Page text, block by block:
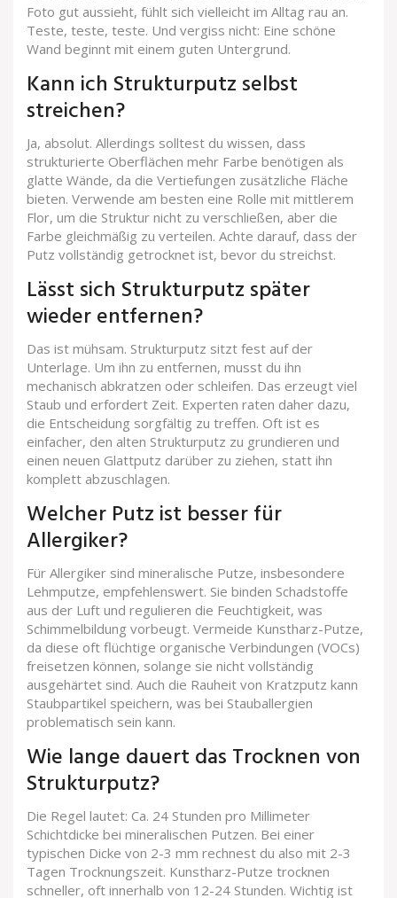
Foto gut aussieht, fühlt sich vielleicht im Alltag rau an.
Teste, teste, teste. Und vergiss nicht: Eine schöne
Wand beginnt mit einem guten Untergrund.
Kann ich Strukturputz selbst
streichen?
Ja, absolut. Allerdings solltest du wissen, dass
strukturierte Oberflächen mehr Farbe benötigen als
glatte Wände, da die Vertiefungen zusätzliche Fläche
bieten. Verwende am besten eine Rolle mit mittlerem
Flor, um die Struktur nicht zu verschließen, aber die
Farbe gleichmäßig zu verteilen. Achte darauf, dass der
Putz vollständig getrocknet ist, bevor du streichst.
Lässt sich Strukturputz später
wieder entfernen?
Das ist mühsam. Strukturputz sitzt fest auf der
Unterlage. Um ihn zu entfernen, musst du ihn
mechanisch abkratzen oder schleifen. Das erzeugt viel
Staub und erfordert Zeit. Experten raten daher dazu,
die Entscheidung sorgfältig zu treffen. Oft ist es
einfacher, den alten Strukturputz zu grundieren und
einen neuen Glattputz darüber zu ziehen, statt ihn
komplett abzuschlagen.
Welcher Putz ist besser für
Allergiker?
Für Allergiker sind mineralische Putze, insbesondere
Lehmputze, empfehlenswert. Sie binden Schadstoffe
aus der Luft und regulieren die Feuchtigkeit, was
Schimmelbildung vorbeugt. Vermeide Kunstharz-Putze,
da diese oft flüchtige organische Verbindungen (VOCs)
freisetzen können, solange sie nicht vollständig
ausgehärtet sind. Auch die Rauheit von Kratzputz kann
Staubpartikel speichern, was bei Stauballergien
problematisch sein kann.
Wie lange dauert das Trocknen von
Strukturputz?
Die Regel lautet: Ca. 24 Stunden pro Millimeter
Schichtdicke bei mineralischen Putzen. Bei einer
typischen Dicke von 2-3 mm rechnest du also mit 2-3
Tagen Trocknungszeit. Kunstharz-Putze trocknen
schneller, oft innerhalb von 12-24 Stunden. Wichtig ist